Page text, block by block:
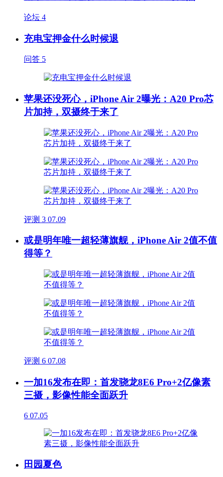
论坛 4
充电宝押金什么时候退
问答 5
苹果还没死心，iPhone Air 2曝光：A20 Pro芯
片加持，双摄终于来了
评测 3 07.09
或是明年唯一超轻薄旗舰，iPhone Air 2值不值
得等？
评测 6 07.08
一加16发布在即：首发骁龙8E6 Pro+2亿像素
三摄，影像性能全面跃升
6 07.05
田园夏色